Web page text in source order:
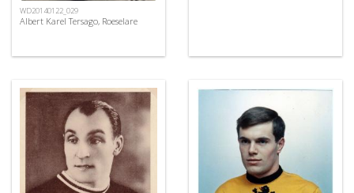
WD20140122_029
Albert Karel Tersago, Roeselare